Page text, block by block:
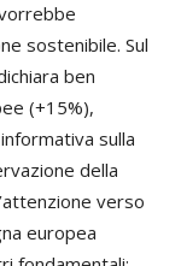
sostenibile. Sul
ben
(+15%),
sulla
della
verso
europea